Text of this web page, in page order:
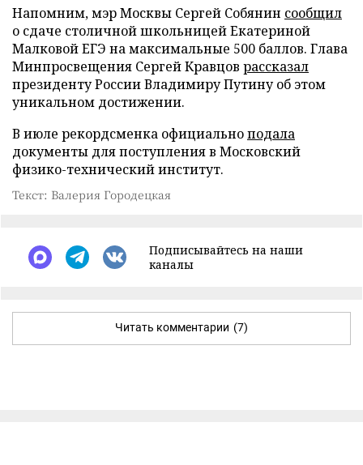
Напомним, мэр Москвы Сергей Собянин сообщил
о сдаче столичной школьницей Екатериной
Малковой ЕГЭ на максимальные 500 баллов. Глава
Минпросвещения Сергей Кравцов рассказал
президенту России Владимиру Путину об этом
уникальном достижении.
В июле рекордсменка официальноподала
документы для поступления в Московский
физико-технический институт.
Текст: Валерия Городецкая
Подписывайтесь на наши
каналы
Читать комментарии (7)